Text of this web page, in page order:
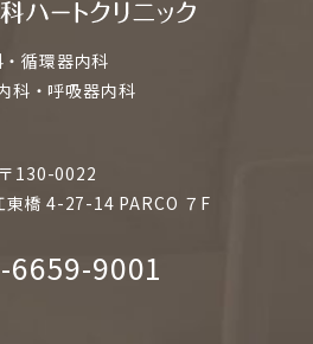
・循環器内科
科・呼吸器内科
〒130-0022
東橋 4-27-14 PARCO ７F
6659-9001